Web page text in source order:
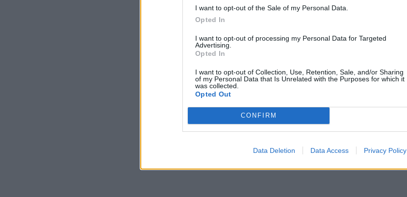
I want to opt-out of the Sale of my Personal Data.
Opted In
I want to opt-out of processing my Personal Data for Targeted
Advertising.
Opted In
I want to opt-out of Collection, Use, Retention, Sale, and/or Sharing
of my Personal Data that Is Unrelated with the Purposes for which it
was collected.
Opted Out
CONFIRM
Data Deletion Data Access Privacy Policy